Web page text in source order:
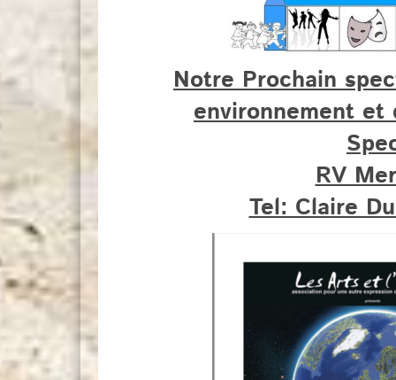
Notre Prochain
environnement et
RV
Tel: Claire